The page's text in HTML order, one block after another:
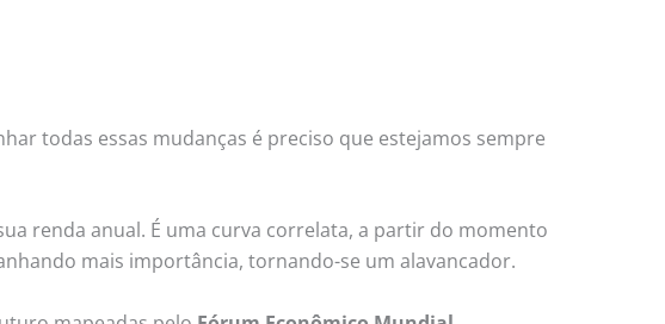
todas essas mudanças é preciso que estejamos sempre
renda anual. É uma curva correlata, a partir do momento
mais importância, tornando-se um alavancador.